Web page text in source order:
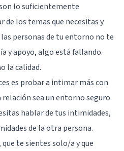
lo suficientemente
de los temas que necesitas y
personas de tu entorno no te
y apoyo, algo está fallando.
la calidad.
es probar a intimar más con
relación sea un entorno seguro
hablar de tus intimidades,
de la otra persona.
te sientes solo/a y que